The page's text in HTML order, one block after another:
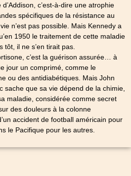
c’est-à-dire une atrophie
spécifiques de la résistance au
n’est pas possible. Mais Kennedy a
1950 le traitement de cette maladie
tôt, il ne s’en tirait pas.
c’est la guérison assurée… à
jour un comprimé, comme le
ou des antidiabétiques. Mais John
sache que sa vie dépend de la chimie,
maladie, considérée comme secret
des douleurs à la colonne
accident de football américain pour
le Pacifique pour les autres.